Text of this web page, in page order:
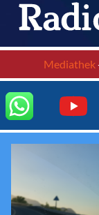
Mediathek